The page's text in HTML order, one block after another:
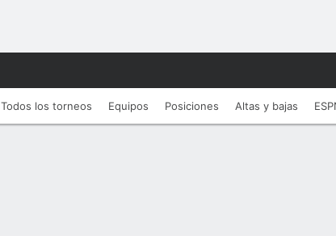
Todos los torneos Equipos Posiciones Altas y bajas